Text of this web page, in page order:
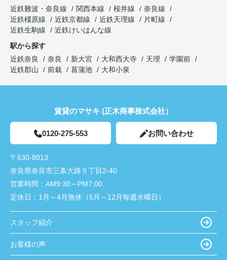
近鉄難波・奈良線
関西本線 桜井線
奈良線
近鉄橿原線
近鉄京都線 近鉄天理線
片町線
近鉄生駒線
近鉄けいはんな線
駅から探す
近鉄奈良
奈良 新大宮 大和西大寺 天理
学園前
近鉄郡山
前栽 菖蒲池 大和小泉
賃貸のマサキ (正木商事株式会社）
0120-275-553 お問い合わせ
〒630-8013
奈良県奈良市三条大路５丁目2-40
営業時間： AM9:30～PM7:00
定休日： 1月～4月無休（5月～12月毎週水曜日）
スタッフ紹介
お客様の声